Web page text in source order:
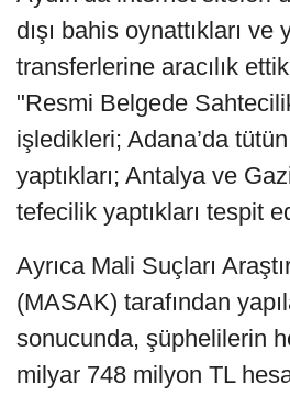
dışı bahis oynattıkları ve
transferlerine aracılık
"Resmi Belgede
işledikleri; Adana’da tütün
yaptıkları; Antalya ve
tefecilik yaptıkları tespit
Ayrıca Mali Suçları
(MASAK) tarafından
sonucunda, şüphelilerin
milyar 748 milyon TL